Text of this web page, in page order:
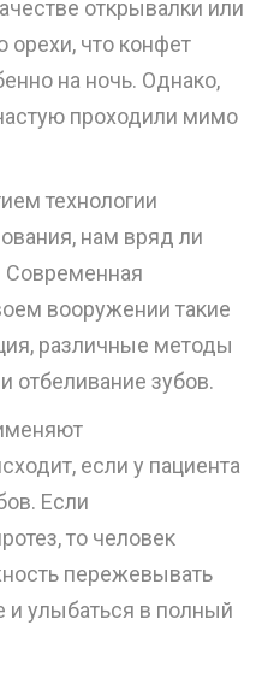
открывалки или
что конфет
на ночь. Однако,
проходили мимо
технологии
нам вряд ли
Современная
вооружении такие
различные методы
отбеливание зубов.
если у пациента
Если
то человек
пережевывать
улыбаться в полный